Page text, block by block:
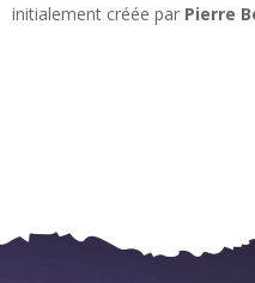
initialement créée par Pierre